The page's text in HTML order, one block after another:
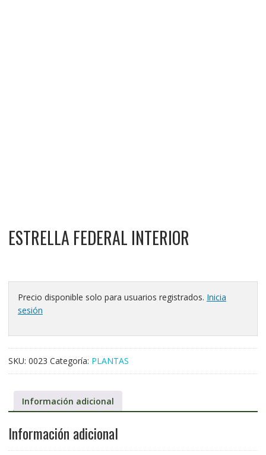
ESTRELLA FEDERAL INTERIOR
Precio disponible solo para usuarios registrados. Inicia
sesión
SKU: 0023 Categoría: PLANTAS
Información adicional
Información adicional